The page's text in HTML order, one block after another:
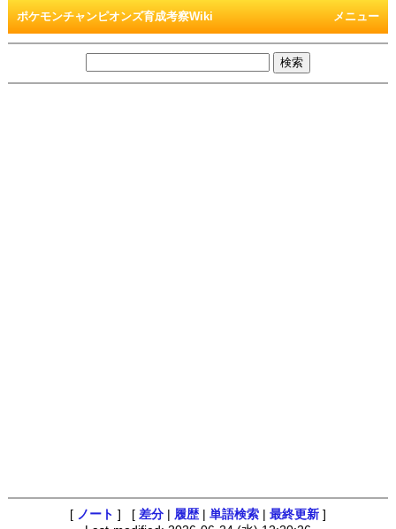
メニュー
ポケモンチャンピオンズ育成考察Wiki
[ ノート ] [ 差分 履歴 単語検索 最終更新 ]